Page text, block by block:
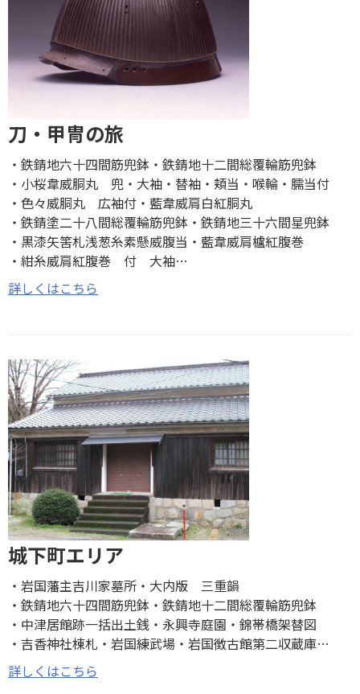
刀・甲冑の旅
鉄錆󠄀地六十四間筋兜鉢
鉄錆󠄀地十二間総覆輪筋兜鉢
小桜韋威胴丸 兜・大袖・替袖・頬当・喉輪・臑当付
色々威胴丸 広袖付
藍韋威肩白紅胴丸
鉄錆󠄀塗二十八間総覆輪筋兜鉢
鉄錆󠄀地三十六間星兜鉢
黒漆矢筈札浅葱糸素懸威腹当
藍韋威肩櫨紅腹巻
紺糸威肩紅腹巻 付 大袖…
詳しくはこちら
城下町エリア
岩国藩主吉川家墓所
大内版 三重韻
鉄錆󠄀地六十四間筋兜鉢
鉄錆󠄀地十二間総覆輪筋兜鉢
中津居館跡一括出土銭
永興寺庭園
錦帯橋架替図
吉香神社棟札
岩国練武場 岩国徴古館第二収蔵庫…
詳しくはこちら